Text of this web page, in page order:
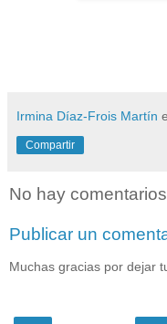
Irmina Díaz-Frois Martín
Compartir
No hay
Publicar un
Muchas gracias por dejar